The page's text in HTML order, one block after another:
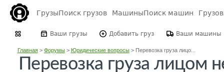
ГрузыПоиск грузов МашиныПоиск машин
Ваши грузы Добавить груз Ваши машины
Главная> Форумы> Юридические вопросы> Перевозка груза лицо...
Перевозка груза лицом